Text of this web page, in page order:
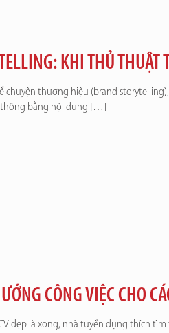
KHI THỦ THUẬT
chuyện thương hiệu (brand
bằng nội dung […]
CÔNG VIỆC CHO
đẹp là xong, nhà tuyển dụng thích